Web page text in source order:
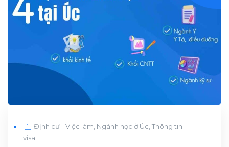
Định cư - Việc làm, Ngành học ở Úc,Thông tin
visa